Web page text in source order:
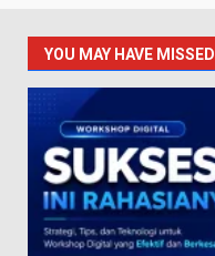
YOU MAY HAVE MISSED